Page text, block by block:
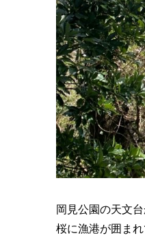
岡見公園の天文
桜に漁港が囲まれ